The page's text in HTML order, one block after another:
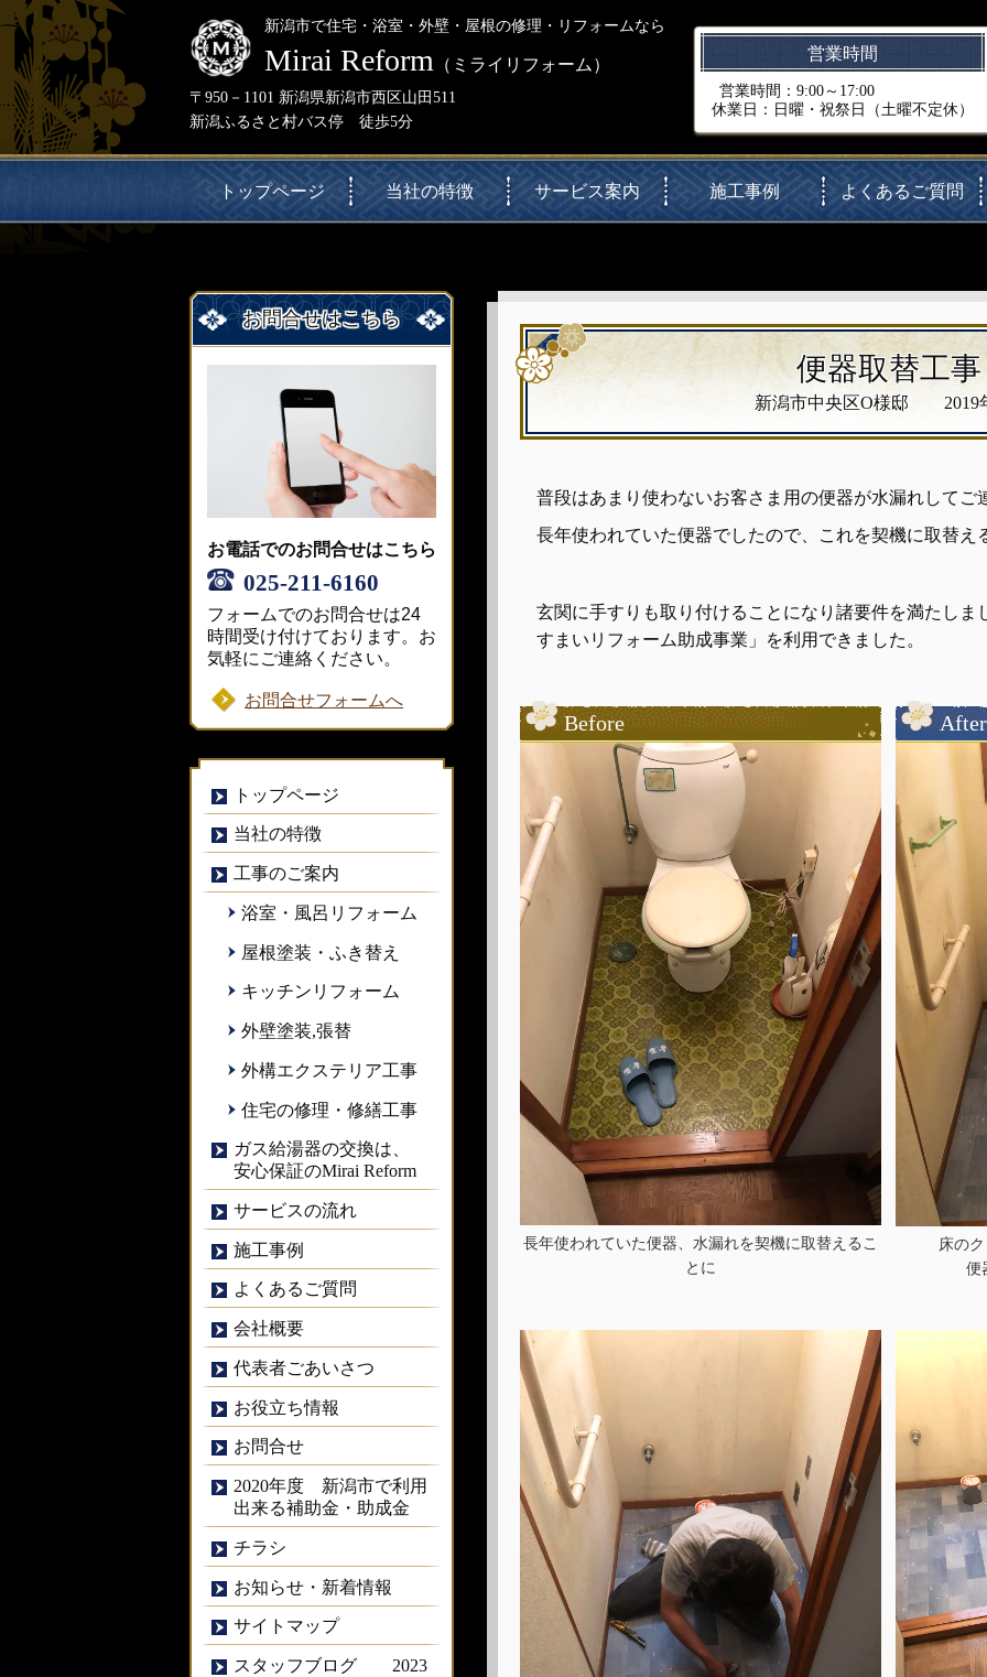
新潟市で住宅・浴室・外壁・屋根の修理・リフォームなら
Mirai Reform （ミライリフォーム）
〒950－1101 新潟県新潟市西区山田511
新潟ふるさと村バス停 徒歩5分
営業時間
営業時間：9:00～17:00
休業日：日曜・祝祭日（土曜不定休）
トップページ 当社の特徴 サービス案内 施工事例 よくあるご質問
便器取替工事
新潟市中央区O様邸 2019
普段はあまり使わないお客さま用の便器が水漏れしてご
長年使われていた便器でしたので、これを契機に取替え
玄関に手すりも取り付けることになり諸要件を満たしま
すまいリフォーム助成事業」を利用できました。
Before
長年使われていた便器、水漏れを契機に取替えるこ
とに
After
床の
便
お問合せはこちら
お電話でのお問合せはこちら
025-211-6160
フォームでのお問合せは24
時間受け付けております。お
気軽にご連絡ください。
お問合せフォームへ
トップページ
当社の特徴
工事のご案内
浴室・風呂リフォーム
屋根塗装・ふき替え
キッチンリフォーム
外壁塗装,張替
外構エクステリア工事
住宅の修理・修繕工事
ガス給湯器の交換は、
安心保証のMirai Reform
サービスの流れ
施工事例
よくあるご質問
会社概要
代表者ごあいさつ
お役立ち情報
お問合せ
2020年度 新潟市で利用
出来る補助金・助成金
チラシ
お知らせ・新着情報
サイトマップ
スタッフブログ 2023